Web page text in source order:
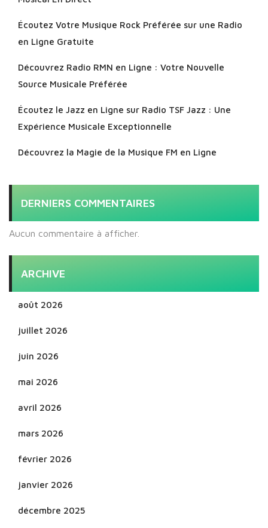
Écoutez Votre Musique Rock Préférée sur une Radio
en Ligne Gratuite
Découvrez Radio RMN en Ligne : Votre Nouvelle
Source Musicale Préférée
Écoutez le Jazz en Ligne sur Radio TSF Jazz : Une
Expérience Musicale Exceptionnelle
Découvrez la Magie de la Musique FM en Ligne
DERNIERS COMMENTAIRES
Aucun commentaire à afficher.
ARCHIVE
août 2026
juillet 2026
juin 2026
mai 2026
avril 2026
mars 2026
février 2026
janvier 2026
décembre 2025